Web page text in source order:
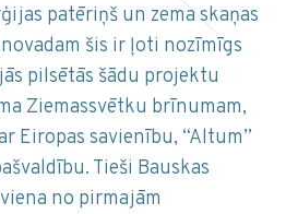
patēriņš un zema skaņas
šis ir ļoti nozīmīgs
pilsētās šādu projektu
Ziemassvētku brīnumam,
Eiropas savienību, “Altum”
Tieši Bauskas
no pirmajām